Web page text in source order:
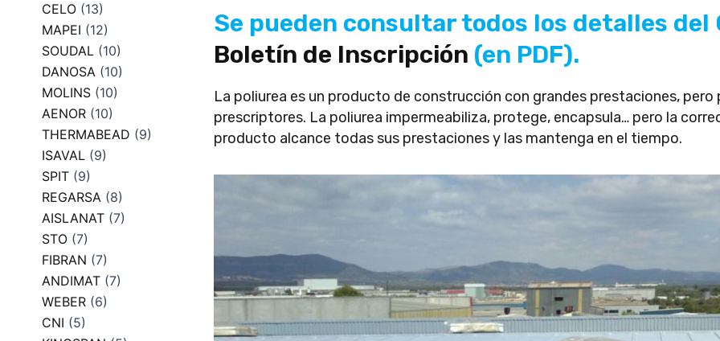
CELO (13)
MAPEI (12)
SOUDAL (10)
DANOSA (10)
MOLINS (10)
AENOR (10)
THERMABEAD (9)
ISAVAL (9)
SPIT (9)
REGARSA (8)
AISLANAT (7)
STO (7)
FIBRAN (7)
ANDIMAT (7)
WEBER (6)
CNI (5)
Se pueden consultar todos los detalles del
Boletín de Inscripción (en PDF).
La poliurea es un producto de construcción con grandes prestaciones,
prescriptores. La poliurea impermeabiliza, protege, encapsula… pero la
producto alcance todas sus prestaciones y las mantenga en el tiempo.